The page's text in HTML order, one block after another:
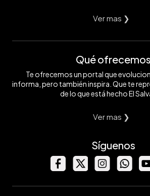
Ver mas ❯
Qué ofrecemos
Te ofrecemos un portal que
informa, pero también inspira. Que te
de lo que está hecho El
Ver mas ❯
Síguenos